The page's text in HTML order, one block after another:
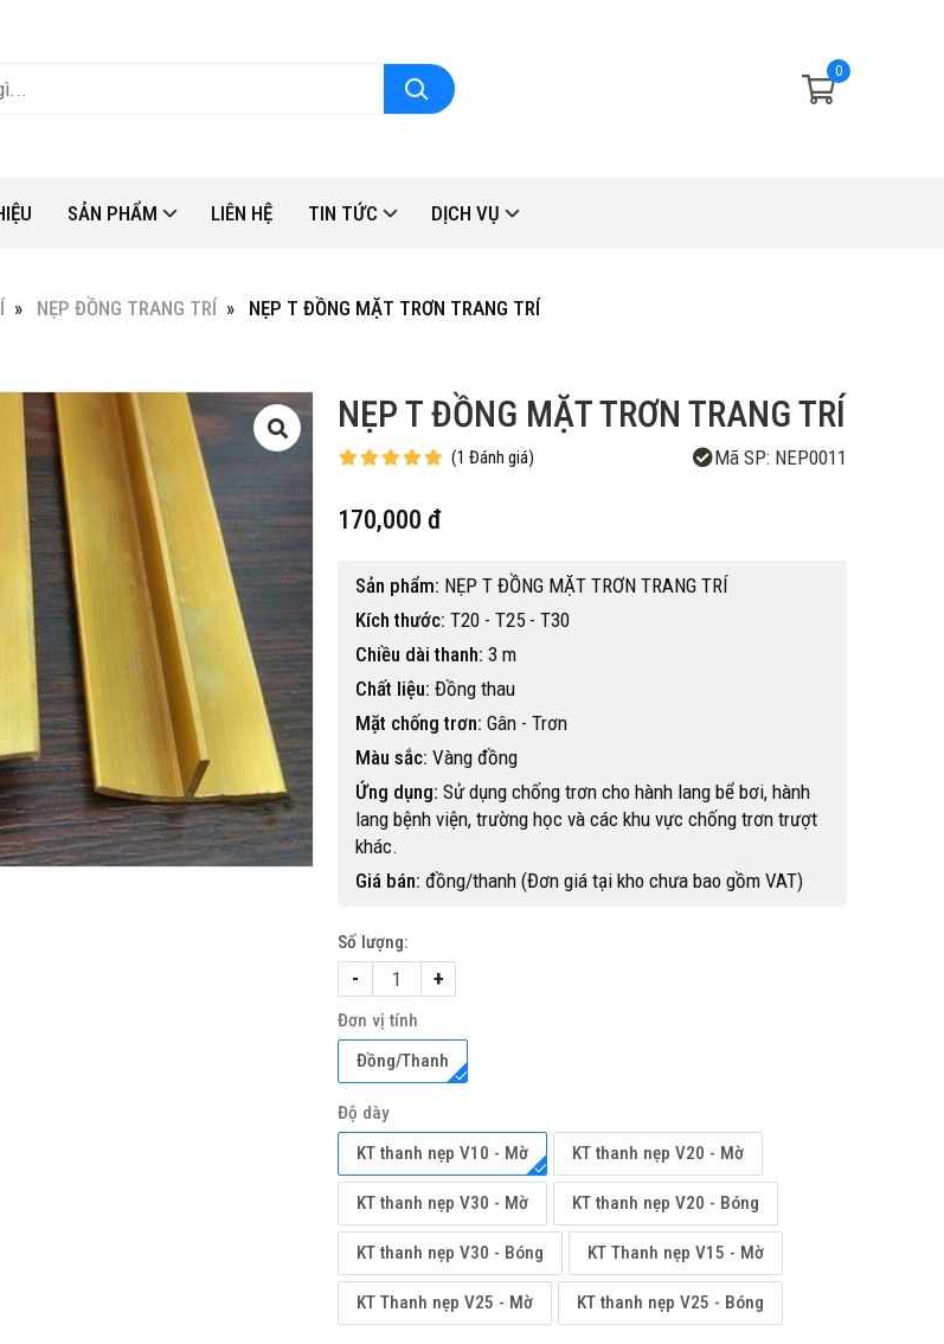
0
SẢN PHẨM LIÊN HỆ TIN TỨC DỊCH VỤ
NẸP ĐỒNG TRANG TRÍ NẸP T ĐỒNG MẶT TRƠN TRANG TRÍ
TỔNG KHO CHUYÊN THẢM CUỘN
VINYL KHÁNG KHUẨN TẠI HỒ CHÍ
THẢM CUỘN VINYL KHÁNG KHUẨN
PTN-NICKO
NẸP T ĐỒNG MẶT TRƠN TRANG TRÍ
(1 Đánh giá) Mã SP: NEP0011
170,000 đ
Sản phẩm: NẸP T ĐỒNG MẶT TRƠN TRANG TRÍ
Kích thước: T20 - T25 - T30
Chiều dài thanh: 3 m
Chất liệu: Đồng thau
Mặt chống trơn: Gân - Trơn
Màu sắc: Vàng đồng
Ứng dụng: Sử dụng chống trơn cho hành lang bể bơi, hành
lang bệnh viện, trường học và các khu vực chống trơn trượt
khác.
Giá bán: đồng/thanh (Đơn giá tại kho chưa bao gồm VAT)
Số lượng:
- +
Đơn vị tính
Đồng/Thanh
Độ dày
KT thanh nẹp V10 - Mờ
KT thanh nẹp V20 - Mờ
KT thanh nẹp V30 - Mờ KT thanh nẹp V20 - Bóng
KT thanh nẹp V30 - Bóng KT Thanh nẹp V15 - Mờ
KT Thanh nẹp V25 - Mờ KT thanh nẹp V25 - Bóng